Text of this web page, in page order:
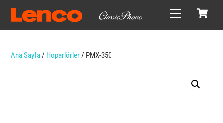
content
Menu
Ana Sayfa/ Hoparlörler/ PMX-350